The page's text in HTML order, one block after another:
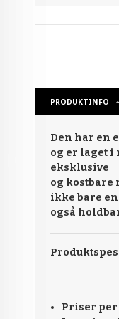
PRODUKTINFO
Den har en
og er laget i
eksklusive
og kostbare
ikke bare
også
Priser per